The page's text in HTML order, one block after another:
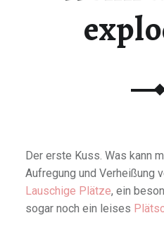
Der erste Kuss. Was kann
Aufregung und Verheißung
Lauschige Plätze, ein
sogar noch ein leises